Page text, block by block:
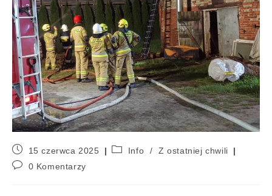
15 czerwca 2025 Info /
Z ostatniej chwili
0 Komentarzy